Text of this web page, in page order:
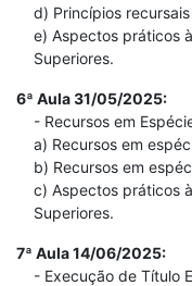
d) Princípios recursais
e) Aspectos práticos
Superiores.
6ª Aula 31/05/2025:
- Recursos em
a) Recursos em
b) Recursos em
c) Aspectos práticos
Superiores.
7ª Aula 14/06/2025:
- Execução de Título